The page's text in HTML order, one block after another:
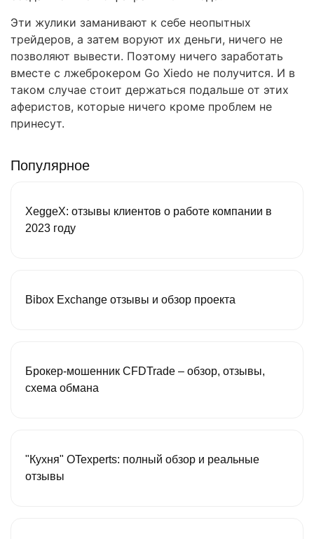
Эти жулики заманивают к себе неопытных
трейдеров, а затем воруют их деньги, ничего не
позволяют вывести. Поэтому ничего заработать
вместе с лжеброкером Go Xiedo не получится. И в
таком случае стоит держаться подальше от этих
аферистов, которые ничего кроме проблем не
принесут.
Популярное
XeggeX: отзывы клиентов о работе компании в
2023 году
Bibox Exchange отзывы и обзор проекта
Брокер-мошенник CFDTrade – обзор, отзывы,
схема обмана
"Кухня" OTexperts: полный обзор и реальные
отзывы